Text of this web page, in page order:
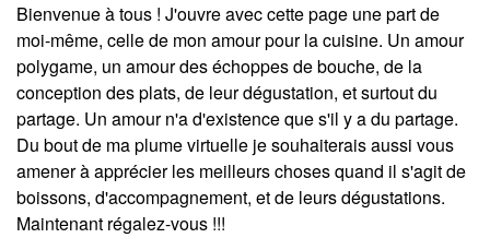
Bienvenue à tous ! J'ouvre avec cette page une part de
moi-même, celle de mon amour pour la cuisine. Un amour
polygame, un amour des échoppes de bouche, de la
conception des plats, de leur dégustation, et surtout du
partage. Un amour n'a d'existence que s'il y a du partage.
Du bout de ma plume virtuelle je souhaiterais aussi vous
amener à apprécier les meilleurs choses quand il s'agit de
boissons, d'accompagnement, et de leurs dégustations.
Maintenant régalez-vous !!!